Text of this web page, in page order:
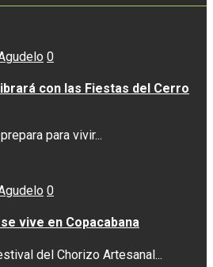
0
con las Fiestas del Cerro
para vivir...
0
vive en Copacabana
del Chorizo Artesanal...